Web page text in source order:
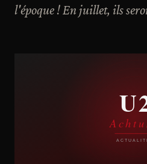
l'époque ! En juillet, ils